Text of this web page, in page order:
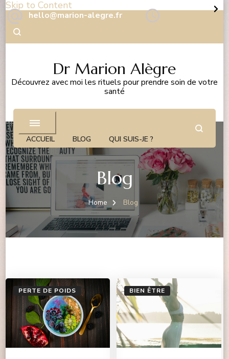
Skip to Content
hello@marion-alegre.fr
Dr Marion Alègre
Découvrez avec moi les rituels pour prendre soin de votre
santé
ACCUEIL BLOG QUI SUIS-JE ?
Blog
Home Blog
PERTE DE POIDS BIEN ÊTRE